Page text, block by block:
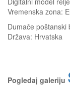
Vremenska zona:
Dumače poštanski
Država: Hrvatska
Pogledaj galeriju